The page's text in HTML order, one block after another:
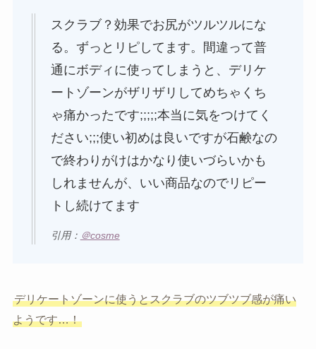
スクラブ？効果でお尻がツルツルにな
る。ずっとリピしてます。間違って普
通にボディに使ってしまうと、デリケ
ートゾーンがザリザリしてめちゃくち
ゃ痛かったです;;;;;本当に気をつけてく
ださい;;;使い初めは良いですが石鹸なの
で終わりがけはかなり使いづらいかも
しれませんが、いい商品なのでリピー
トし続けてます
引用： ＠cosme
デリケートゾーンに使うとスクラブのツブツブ感が痛い
ようです…！